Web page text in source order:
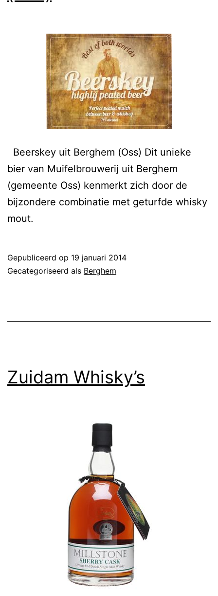
Beerskey uit Berghem (Oss) Dit unieke
bier van Muifelbrouwerij uit Berghem
(gemeente Oss) kenmerkt zich door de
bijzondere combinatie met geturfde whisky
mout.
Gepubliceerd op 19 januari 2014
Gecategoriseerd als Berghem
Zuidam Whisky’s